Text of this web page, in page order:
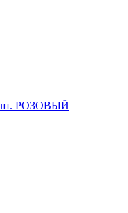
шт. РОЗОВЫЙ